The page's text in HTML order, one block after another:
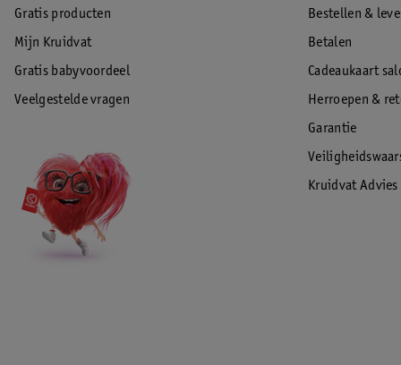
Gratis producten
Mijn Kruidvat
Gratis babyvoordeel
Veelgestelde vragen
Bestellen &
Betalen
Cadeaukaart
Herroepen &
Garantie
Kruidvat Advies